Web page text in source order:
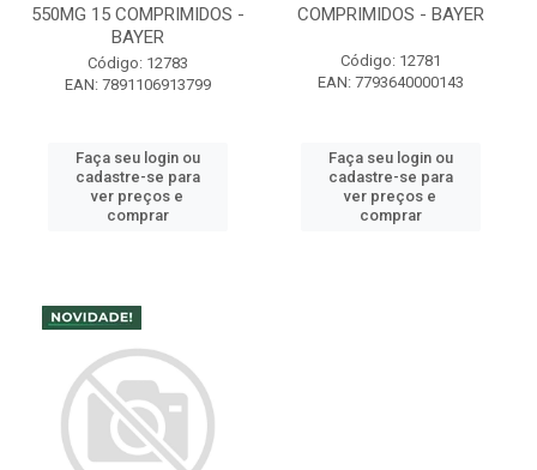
550MG 15 COMPRIMIDOS -
BAYER
Código: 12783
EAN: 7891106913799
Faça seu login ou
cadastre-se para
ver preços e
comprar
COMPRIMIDOS - BAYER
Código: 12781
EAN: 7793640000143
Faça seu login ou
cadastre-se para
ver preços e
comprar